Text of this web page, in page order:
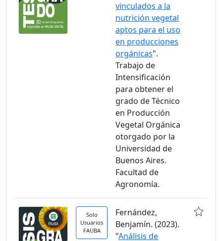
vinculados a la
nutrición vegetal
aptos para el uso
en producciones
orgánicas".
Trabajo de
Intensificación
para obtener el
grado de Técnico
en Producción
Vegetal Orgánica
otorgado por la
Universidad de
Buenos Aires.
Facultad de
Agronomía.
Solo
Usuarios
FAUBA
Fernández,
Benjamín. (2023).
"Análisis de